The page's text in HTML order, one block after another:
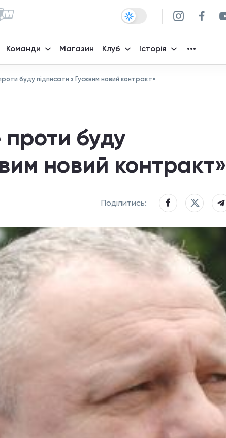
Команди Магазин Клуб Історія
буду підписати з Гусєвим новий контракт»
проти буду
новий контракт»
Поділитись: